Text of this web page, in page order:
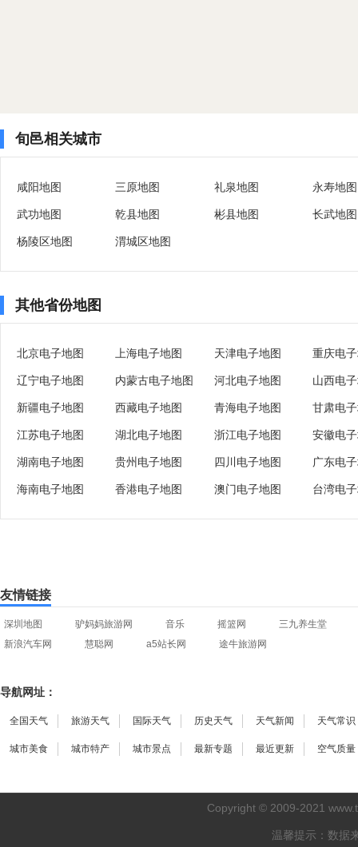
旬邑相关城市
咸阳地图 三原地图 礼泉地图 永寿地图
武功地图 乾县地图 彬县地图 长武地图
杨陵区地图 渭城区地图
其他省份地图
北京电子地图 上海电子地图 天津电子地图 重庆电
辽宁电子地图 内蒙古电子地图 河北电子地图 山西电
新疆电子地图 西藏电子地图 青海电子地图 甘肃电
江苏电子地图 湖北电子地图 浙江电子地图 安徽电
湖南电子地图 贵州电子地图 四川电子地图 广东电
海南电子地图 香港电子地图 澳门电子地图 台湾电
友情链接
深圳地图 驴妈妈旅游网 音乐 摇篮网
三九养生堂
新浪汽车网
慧聪网 a5站长网 途牛旅游网
导航网址：
全国天气 旅游天气 国际天气 历史天气 天气新闻 天气常识
城市美食 城市特产 城市景点 最新专题 最近更新 空气质量
Copyright © 2009-2021
温馨提示：数据